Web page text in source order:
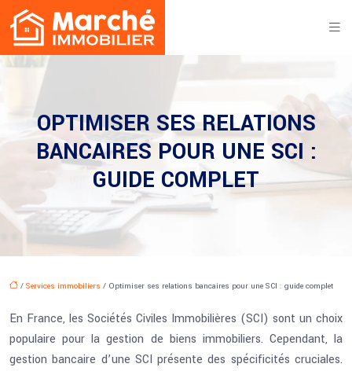
OPTIMISER SES RELATIONS
BANCAIRES POUR UNE SCI :
GUIDE COMPLET
/ Services immobiliers / Optimiser ses relations bancaires pour une SCI : guide complet
En France, les Sociétés Civiles Immobilières (SCI) sont un choix
populaire pour la gestion de biens immobiliers. Cependant, la
gestion bancaire d’une SCI présente des spécificités cruciales.